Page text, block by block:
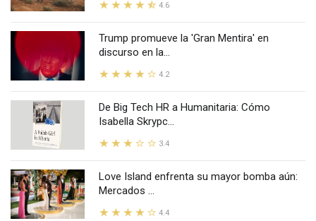
4.6
Trump promueve la 'Gran Mentira' en
discurso en la...
4.2
De Big Tech HR a Humanitaria: Cómo
Isabella Skrypc...
3.4
Love Island enfrenta su mayor bomba aún:
Mercados ...
4.4